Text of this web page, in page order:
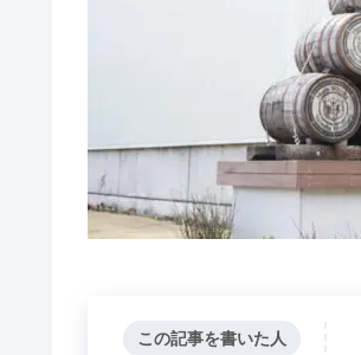
この記事を書いた人